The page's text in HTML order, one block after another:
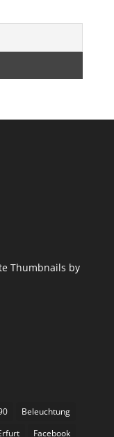
Thumbnails by
Beleuchtung
Facebook